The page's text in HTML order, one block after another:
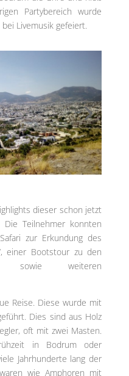
Partybereich wurde
Livemusik gefeiert.
dieser schon jetzt
Die Teilnehmer konnten
zur Erkundung des
einer Bootstour zu den
sowie weiteren
Reise. Diese wurde mit
Dies sind aus Holz
oft mit zwei Masten.
in Bodrum oder
Jahrhunderte lang der
wie Amphoren mit